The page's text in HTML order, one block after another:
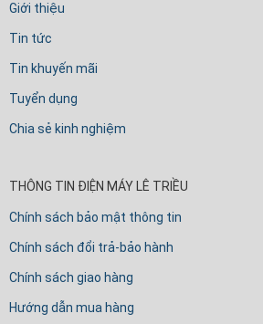
Giới thiệu
Tin tức
Tin khuyến mãi
Tuyển dụng
Chia sẻ kinh nghiệm
THÔNG TIN ĐIỆN MÁY LÊ TRIỀU
Chính sách bảo mật thông tin
Chính sách đổi trả-bảo hành
Chính sách giao hàng
Hướng dẫn mua hàng